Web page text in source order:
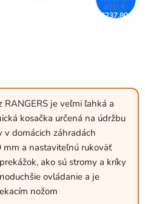
je veľmi ľahká a
kosačka určená na údržbu
v domácich záhradách
a nastaviteľnú rukoväť
ako sú stromy a kríky
ovládanie a je
nožom
€237,80